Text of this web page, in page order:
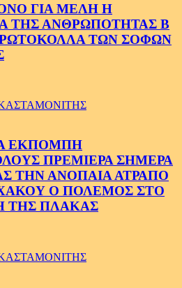
ΓΙΑ ΜΕΛΗ Η
ΤΗΣ ΑΝΘΡΩΠΟΤΗΤΑΣ Β
ΤΩΝ ΣΟΦΩΝ
ΕΚΠΟΜΠΗ
ΠΡΕΜΙΕΡΑ ΣΗΜΕΡΑ
ΤΗΝ ΑΝΟΠΑΙΑ ΑΤΡΑΠΟ
Ο ΠΟΛΕΜΟΣ ΣΤΟ
ΤΗΣ ΠΛΑΚΑΣ